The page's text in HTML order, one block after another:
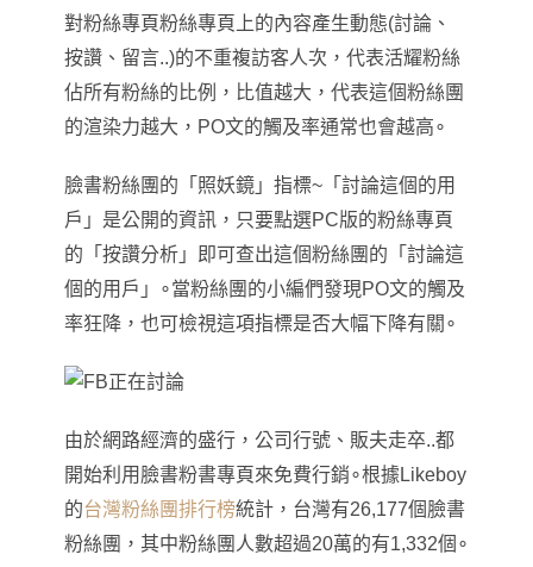
對粉絲專頁粉絲專頁上的內容產生動態(討論、
按讚、留言..)的不重複訪客人次，代表活耀粉絲
佔所有粉絲的比例，比值越大，代表這個粉絲團
的渲染力越大 ，PO文的觸及率通常也會越高∘
臉書粉絲團的 「 照妖鏡 」指標~ 「 討論這個的用
戶 」是公開的資訊 ，只要點選PC版的粉絲專頁
的 「 按讚分析 」即可查出這個粉絲團的 「 討論這
個的用戶 」
∘當粉絲團的小編們發現PO文的觸及
率狂降 ，也可檢視這項指標是否大幅下降有關 ∘
由於網路經濟的盛行 ，公司行號 、 販夫走卒..都
開始利用臉書粉書專頁來免費行銷∘根據Likeboy
的台灣粉絲團排行榜統計 ，台灣有26,177個臉書
粉絲團 ，其中粉絲團人數超過20萬的有1,332個 ∘